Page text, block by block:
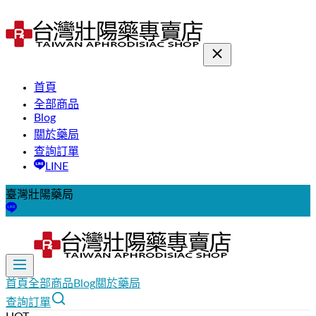
首頁
全部商品
Blog
關於藥局
查詢訂單
LINE
臺灣壯陽藥局
首頁全部商品 Blog關於藥局
查詢訂單